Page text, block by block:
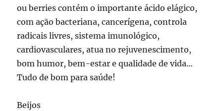
ou berries contém o importante ácido elágico,
com ação bacteriana, cancerígena, controla
radicais livres, sistema imunológico,
cardiovasculares, atua no rejuvenescimento,
bom humor, bem-estar e qualidade de vida…
Tudo de bom para saúde!
Beijos